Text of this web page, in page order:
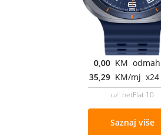
0,00 KM odmah
35,29 KM/mj x24
uz netFlat 10
Saznaj više